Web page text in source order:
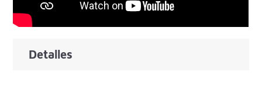
Detalles